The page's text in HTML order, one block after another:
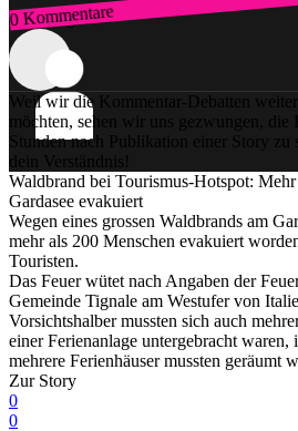
0 Kommentare
Zum Login
Weil wir die Kommentar-Debatten
möchten, sehen wir uns gezwungen,
Stunden nach Publikation einer Story zu
dein Verständnis!
Waldbrand bei Tourismus-Hotspot:
Gardasee evakuiert
Wegen eines grossen Waldbrands am
mehr als 200 Menschen evakuiert
Touristen.
Das Feuer wütet nach Angaben der
Gemeinde Tignale am Westufer von
Vorsichtshalber mussten sich auch
einer Ferienanlage untergebracht
mehrere Ferienhäuser mussten geräumt
Zur Story
0
0